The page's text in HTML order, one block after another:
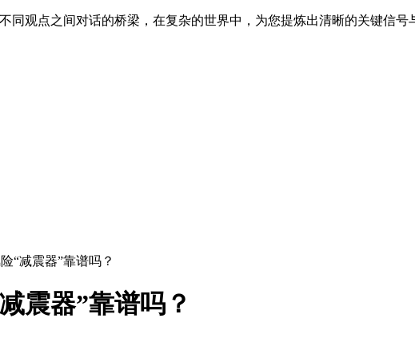
观点之间对话的桥梁，在复杂的世界中，为您提炼出清晰的关键信号
“减震器”靠谱吗？
震器”靠谱吗？